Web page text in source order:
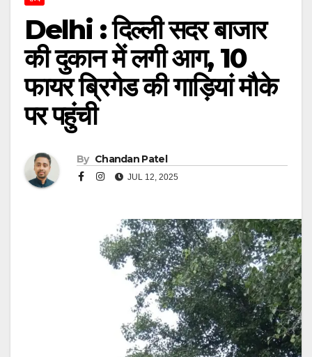
Delhi : दिल्ली सदर बाजार
की दुकान में लगी आग, 10
फायर ब्रिगेड की गाड़ियां मौके
पर पहुंची
By Chandan Patel
JUL 12, 2025